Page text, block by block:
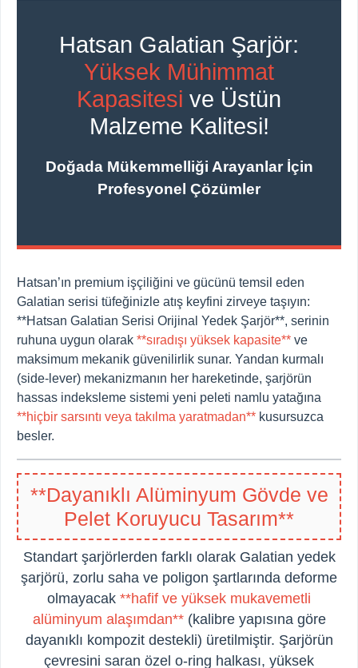
Hatsan Galatian Şarjör:
Yüksek Mühimmat
Kapasitesi ve Üstün
Malzeme Kalitesi!
Doğada Mükemmelliği Arayanlar İçin
Profesyonel Çözümler
Hatsan’ın premium işçiliğini ve gücünü temsil eden
Galatian serisi tüfeğinizle atış keyfini zirveye taşıyın:
**Hatsan Galatian Serisi Orijinal Yedek Şarjör**, serinin
ruhuna uygun olarak **sıradışı yüksek kapasite** ve
maksimum mekanik güvenilirlik sunar. Yandan kurmalı
(side-lever) mekanizmanın her hareketinde, şarjörün
hassas indeksleme sistemi yeni peleti namlu yatağına
**hiçbir sarsıntı veya takılma yaratmadan** kusursuzca
besler.
**Dayanıklı Alüminyum Gövde ve
Pelet Koruyucu Tasarım**
Standart şarjörlerden farklı olarak Galatian yedek
şarjörü, zorlu saha ve poligon şartlarında deforme
olmayacak **hafif ve yüksek mukavemetli
alüminyum alaşımdan**(kalibre yapısına göre
dayanıklı kompozit destekli) üretilmiştir. Şarjörün
çevresini saran özel o-ring halkası, yüksek